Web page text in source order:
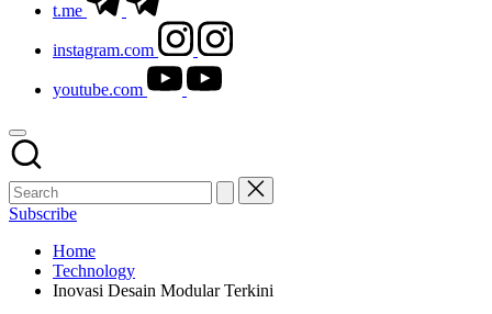
t.me
instagram.com
youtube.com
Subscribe
Home
Technology
Inovasi Desain Modular Terkini